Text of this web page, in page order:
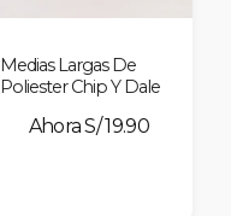
Medias Largas De
Poliester Chip Y Dale
S/ 19.90